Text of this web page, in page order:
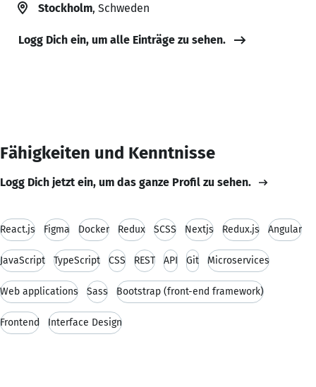
Stockholm, Schweden
Logg Dich ein, um alle Einträge zu sehen.
Fähigkeiten und Kenntnisse
Logg Dich jetzt ein, um das ganze Profil zu sehen.
React.js Figma Docker Redux SCSS Nextjs Redux.js Angular
JavaScript TypeScript CSS REST API Git Microservices
Web applications Sass Bootstrap (front-end framework)
Frontend Interface Design